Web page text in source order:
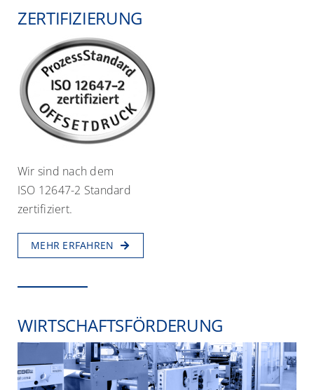
ZERTIFIZIERUNG
Wir sind nach dem
ISO 12647-2 Standard
zertifiziert.
MEHR ERFAHREN
WIRTSCHAFTSFÖRDERUNG